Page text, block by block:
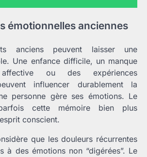
émotionnelles anciennes
anciens peuvent laisser une
Une enfance difficile, un manque
ou des expériences
influencer durablement la
personne gère ses émotions. Le
cette mémoire bien plus
conscient.
que les douleurs récurrentes
à des émotions non “digérées”. Le